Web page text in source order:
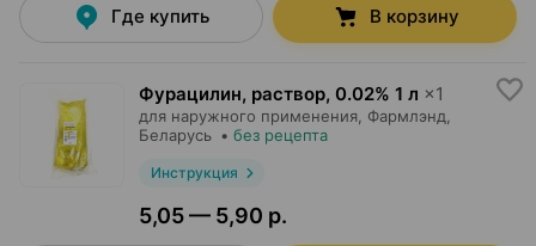
Где купить В корзину
Фурацилин, раствор, 0.02% 1 л ×1
для наружного применения, Фармлэнд
Беларусь • без рецепта
Инструкция
5,05 — 5,90 р.